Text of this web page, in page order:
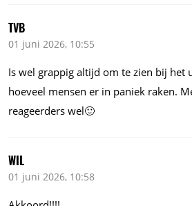
TVB
01 juni 2026, 10:55
Is wel grappig altijd om te zien bij het
hoeveel mensen er in paniek raken.
reageerders wel🙂
WIL
01 juni 2026, 10:58